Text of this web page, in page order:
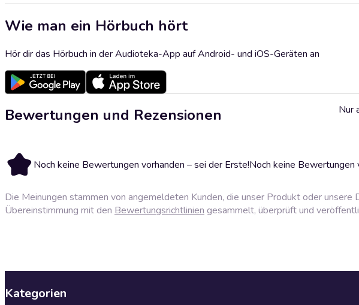
Wie man ein Hörbuch hört
Hör dir das Hörbuch in der Audioteka-App auf Android- und iOS-Geräten an
Bewertungen und Rezensionen
Noch keine Bewertungen vorhanden – sei der Erste!Noch keine Bewertungen
Nur
Die Meinungen stammen von angemeldeten Kunden, die unser Produkt oder
Übereinstimmung mit den Bewertungsrichtlinien gesammelt, überprüft und
Kategorien